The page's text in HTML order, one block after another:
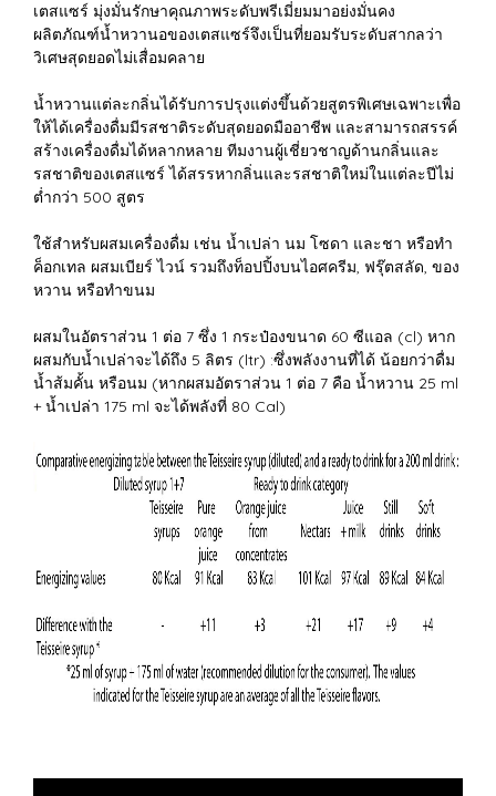
เตสแซร์ มุ่งมั่นรักษาคุณภาพระดับพรีเมี่ยมมาอย่งมั่นคง
ผลิตภัณฑ์น้ำหวานอของเตสแซร์จึงเป็นที่ยอมรับระดับสากลว่า
วิเศษสุดยอดไม่เสื่อมคลาย
น้ำหวานแต่ละกลิ่นได้รับการปรุงแต่งขึ้นด้วยสูตรพิเศษเฉพาะเพื่อ
ให้ได้เครื่องดื่มมีรสชาติระดับสุดยอดมืออาชีพ และสามารถสรรค์
สร้างเครื่องดื่มได้หลากหลาย ทีมงานผู้เชี่ยวชาญด้านกลิ่นและ
รสชาติของเตสแซร์ ได้สรรหากลิ่นและรสชาติใหม่ในแต่ละปีไม่
ต่ำกว่า 500 สูตร
ใช้สำหรับผสมเครื่องดื่ม เช่น น้ำเปล่า นม โซดา และชา หรือทำ
ค็อกเทล ผสมเบียร์ ไวน์ รวมถึงท็อปปิ้งบนไอศครีม, ฟรุ๊ตสลัด, ของ
หวาน หรือทำขนม
ผสมในอัตราส่วน 1 ต่อ 7 ซึ่ง 1 กระป๋องขนาด 60 ซีแอล (cl) หาก
ผสมกับน้ำเปล่าจะได้ถึง 5 ลิตร (ltr) :ซึ่งพลังงานที่ได้ น้อยกว่าดื่ม
น้ำส้มคั้น หรือนม (หากผสมอัตราส่วน 1 ต่อ 7 คือ น้ำหวาน 25 ml
+ น้ำเปล่า 175 ml จะได้พลังที่ 80 Cal)